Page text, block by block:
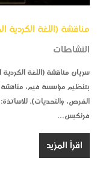
مناقشة (اللغة الكردية
النشاطات
سريان مناقشة (اللغة
بتنظيم مؤسسة فيم، مناقشة
الفرص، والتحديات).
فرنكيس…
اقرأ المزيد